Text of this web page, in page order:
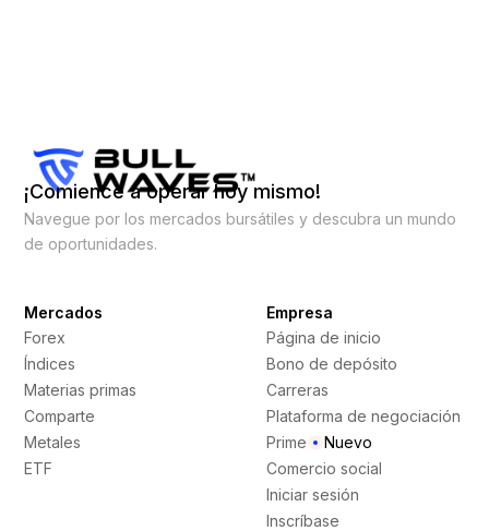
¡Comience a operar hoy mismo!
Navegue por los mercados bursátiles y descubra un mundo
de oportunidades.
Mercados
Forex
Índices
Materias primas
Comparte
Metales
ETF
Empresa
Página de inicio
Bono de depósito
Carreras
Plataforma de negociación
Prime
Nuevo
Comercio social
Iniciar sesión
Inscríbase